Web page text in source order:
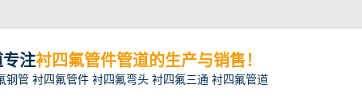
注衬四氟管件管道的生产与销售！
钢管 衬四氟管件 衬四氟弯头 衬四氟三通 衬四氟管道